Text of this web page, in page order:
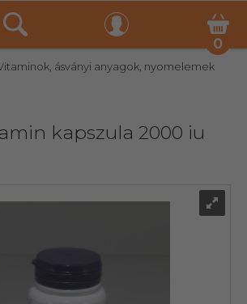
0
ásványi anyagok, nyomelemek
kapszula 2000 iu